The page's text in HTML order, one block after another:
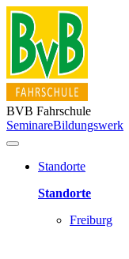
BVB Fahrschule
SeminareBildungswerk
Standorte
Standorte
Freiburg